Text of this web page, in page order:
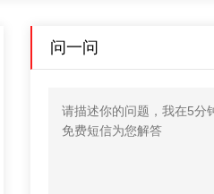
问一问